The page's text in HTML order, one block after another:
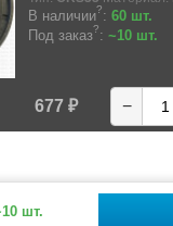
шт.
В наличии?: 60 шт.
Под заказ?: ~10 шт.
677 ₽ −